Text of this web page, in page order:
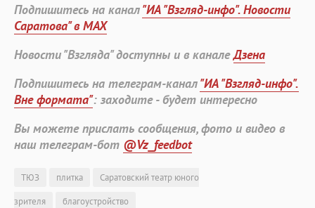
Подпишитесь на канал"ИА "Взгляд-инфо". Новости
Саратова" в MAX
Новости "Взгляда" доступны и в каналеДзена
Подпишитесь на телеграм-канал"ИА "Взгляд-инфо".
Вне формата": заходите - будет интересно
Вы можете прислать сообщения, фото и видео в
наш телеграм-бот @Vz_feedbot
ТЮЗ плитка
Саратовский театр юного
зрителя
благоустройство